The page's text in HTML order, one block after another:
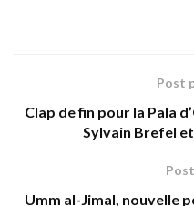
Post
Clap de fin pour la Pala
Sylvain Brefel
Umm al-Jimal, nouvelle